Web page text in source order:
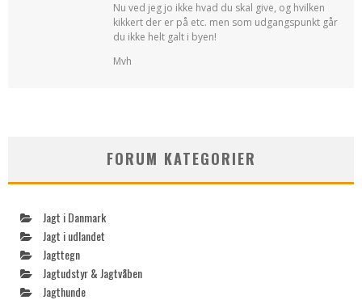
Nu ved jeg jo ikke hvad du skal give, og hvilken
kikkert der er på etc. men som udgangspunkt går
du ikke helt galt i byen!
Mvh
FORUM KATEGORIER
Jagt i Danmark
Jagt i udlandet
Jagttegn
Jagtudstyr & Jagtvåben
Jagthunde